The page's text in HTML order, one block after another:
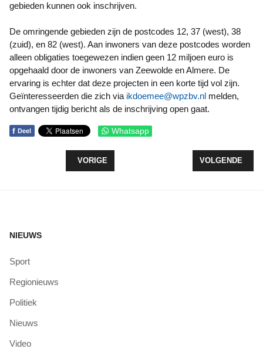
gebieden kunnen ook inschrijven.
De omringende gebieden zijn de postcodes 12, 37 (west), 38
(zuid), en 82 (west). Aan inwoners van deze postcodes worden
alleen obligaties toegewezen indien geen 12 miljoen euro is
opgehaald door de inwoners van Zeewolde en Almere. De
ervaring is echter dat deze projecten in een korte tijd vol zijn.
Geïnteresseerden die zich via ikdoemee@wpzbv.nl melden,
ontvangen tijdig bericht als de inschrijving open gaat.
f Deel Whatsapp
VORIG ARTIKEL: VRIJDAG 26 JULI ZOMER
VORIGE VOLGENDE
VOLGENDE
NIEUWS
Sport
Regionieuws
Politiek
Nieuws
Video